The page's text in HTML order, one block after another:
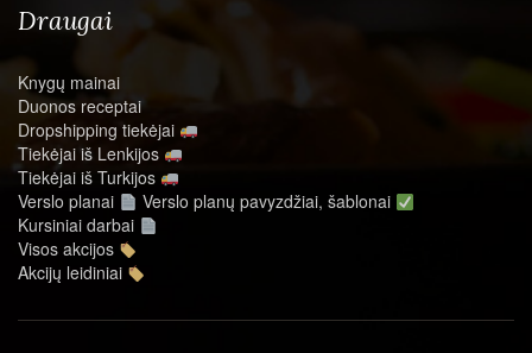
Draugai
Knygų mainai
Duonos receptai
Dropshipping tiekėjai
Tiekėjai iš Lenkijos
Tiekėjai iš Turkijos
Verslo planai
Verslo planų pavyzdžiai, šablonai
Kursiniai darbai
Visos akcijos
Akcijų leidiniai